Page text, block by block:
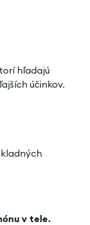
hľadajú
účinkov.
v tele.